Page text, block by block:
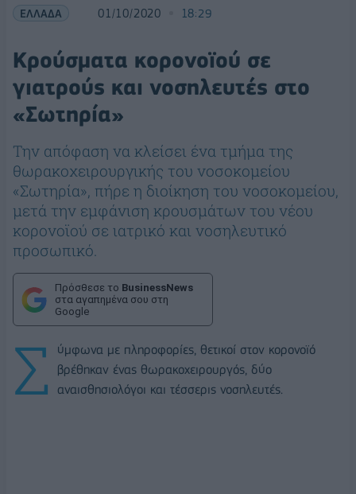
ΕΛΛΑΔΑ 01/10/2020 18:29
Κρούσματα κορονοϊού σε
γιατρούς και νοσηλευτές στο
«Σωτηρία»
Την απόφαση να κλείσει ένα τμήμα της
θωρακοχειρουργικής του νοσοκομείου
«Σωτηρία», πήρε η διοίκηση του νοσοκομείου,
μετά την εμφάνιση κρουσμάτων του νέου
κορονοϊού σε ιατρικό και νοσηλευτικό
προσωπικό.
Πρόσθεσε το BusinessNews
στα αγαπημένα σου στη
Google
Σ
ύμφωνα με πληροφορίες, θετικοί στον κορονοϊό
βρέθηκαν ένας θωρακοχειρουργός, δύο
αναισθησιολόγοι και τέσσερις νοσηλευτές.